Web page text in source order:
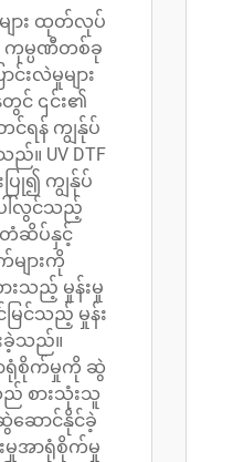
ျား ထုတ်လုပ်
ကုမ္ပဏီတစ်ခု
းလဲမှုများ
တွင် ၎င်း၏
ရန် ကျွန်ုပ်
။ UV DTF
ြု၍ ကျွန်ုပ်
ါ်လွင်သည့်
တံဆိပ်နှင့်
ျားကို
းသည့် မှုန်းမှု
ြင်သည့် မှုန်း
ခဲ့သည်။
ာရုံစိုက်မှုကို ဆွဲ
ည် စားသုံးသူ
ဆောင်နိုင်ခဲ့
းမှုအာရုံစိုက်မှု